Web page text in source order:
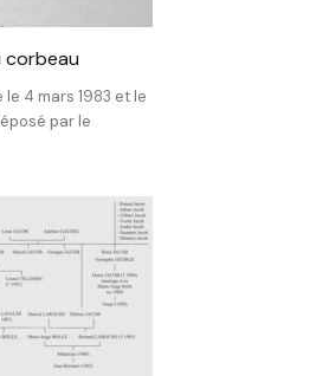
corbeau
4 mars 1983 et le
par le